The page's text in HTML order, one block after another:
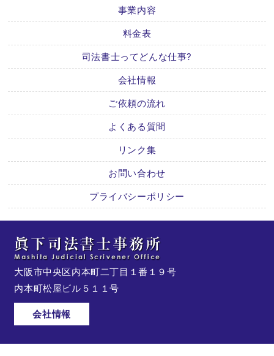
事業内容
料金表
司法書士ってどんな仕事?
会社情報
ご依頼の流れ
よくある質問
リンク集
お問い合わせ
プライバシーポリシー
大阪市中央区内本町二丁目１番１９号
内本町松屋ビル５１１号
会社情報